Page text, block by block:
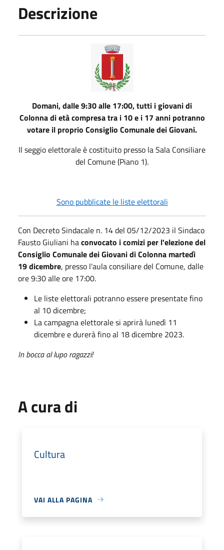
Descrizione
Domani, dalle 9:30 alle 17:00, tutti i giovani di
Colonna di età compresa tra i 10 e i 17 anni potranno
votare il proprio Consiglio Comunale dei Giovani.
Il seggio elettorale è costituito presso la Sala Consiliare
del Comune (Piano 1).
Sono pubblicate le liste elettorali
Con Decreto Sindacale n. 14 del 05/12/2023 il Sindaco
Fausto Giuliani haconvocato i comizi per l'elezione del
Consiglio Comunale dei Giovani di Colonna martedì
19 dicembre, presso l'aula consiliare del Comune, dalle
ore 9:30 alle ore 17:00.
Le liste elettorali potranno essere presentate fino
al 10 dicembre;
La campagna elettorale si aprirà lunedì 11
dicembre e durerà fino al 18 dicembre 2023.
In bocca al lupo ragazzi!
A cura di
Cultura
VAI ALLA PAGINA